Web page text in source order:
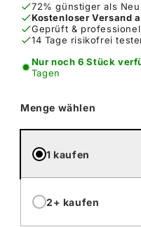
72% günstiger als
Kostenloser Versand
Geprüft &
14 Tage risikofrei
Nur noch 6 Stück
Tagen
Menge wählen
1 kaufen
2+ kaufen